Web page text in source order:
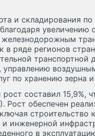
и складирования
в ряде регионов
транспортной
управлению
по хранению зерна
составил 15,9%,
Рост обеспечен
и инженерной
в